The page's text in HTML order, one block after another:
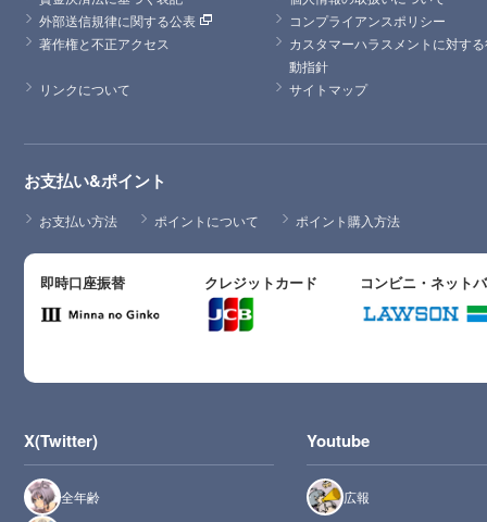
外部送信規律に関する公表
コンプライアンスポリシー
著作権と不正アクセス
カスタマーハラスメントに対す
動指針
リンクについて
サイトマップ
お支払い&ポイント
お支払い方法 ポイントについて ポイント購入方法
即時口座振替 クレジットカード コンビニ・ネット
X(Twitter)
全年齢
Youtube
広報